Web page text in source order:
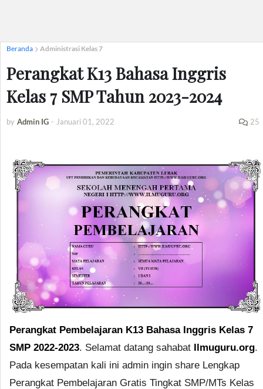
Beranda Administrasi Kelas 7
Perangkat K13 Bahasa Inggris
Kelas 7 SMP Tahun 2023-2024
by Admin IG - Januari 01, 2022 25
Perangkat Pembelajaran K13 Bahasa Inggris Kelas 7
SMP 2022-2023. Selamat datang sahabat Ilmuguru.org.
Pada kesempatan kali ini admin ingin share Lengkap
Perangkat Pembelajaran Gratis Tingkat SMP/MTs Kelas